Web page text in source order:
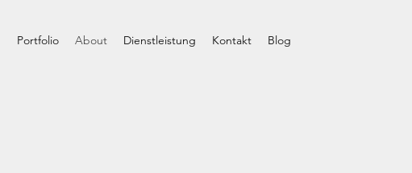
Portfolio About Dienstleistung Kontakt Blog